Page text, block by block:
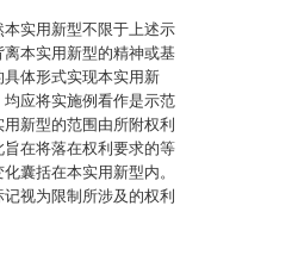
实用新型不限于上述示
本实用新型的精神或基
体形式实现本实用新
应将实施例看作是示范
新型的范围由所附权利
在将落在权利要求的等
囊括在本实用新型内。
视为限制所涉及的权利